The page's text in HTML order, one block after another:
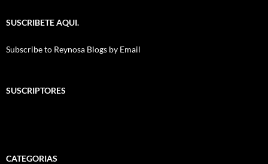
SUSCRIBETE AQUI.
Subscribe to Reynosa Blogs by Email
SUSCRIPTORES
CATEGORIAS